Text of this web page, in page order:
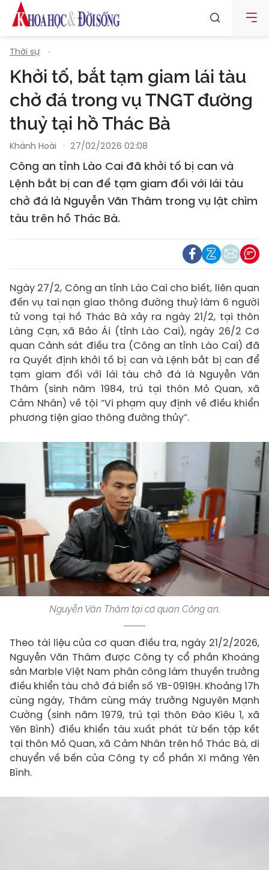
Thời sự
Khởi tố, bắt tạm giam lái tàu
chở đá trong vụ TNGT đường
thuỷ tại hồ Thác Bà
Khánh Hoài 27/02/2026 02:08
Công an tỉnh Lào Cai đã khởi tố bị can và
Lệnh bắt bị can để tạm giam đối với lái tàu
chở đá là Nguyễn Văn Thâm trong vụ lật chìm
tàu trên hồ Thác Bà.
Ngày 27/2, Công an tỉnh Lào Cai cho biết, liên quan
đến vụ tai nạn giao thông đường thuỷ làm 6 người
tử vong tại hồ Thác Bà xảy ra ngày 21/2, tại thôn
Làng Cạn, xã Bảo Ái (tỉnh Lào Cai), ngày 26/2 Cơ
quan Cảnh sát điều tra (Công an tỉnh Lào Cai) đã
ra Quyết định khởi tố bị can và Lệnh bắt bị can để
tạm giam đối với lái tàu chở đá là Nguyễn Văn
Thâm (sinh năm 1984, trú tại thôn Mỏ Quan, xã
Cảm Nhân) về tội “Vi phạm quy định về điều khiển
phương tiện giao thông đường thủy”.
Nguyễn Văn Thâm tại cơ quan Công an.
Theo tài liệu của cơ quan điều tra, ngày 21/2/2026,
Nguyễn Văn Thâm được Công ty cổ phần Khoáng
sản Marble Việt Nam phân công làm thuyền trưởng
điều khiển tàu chở đá biển số YB-0919H. Khoảng 17h
cùng ngày, Thâm cùng máy trưởng Nguyên Mạnh
Cường (sinh năm 1979, trú tại thôn Đào Kiêu 1, xã
Yên Bình) điều khiển tàu xuất phát từ bến tập kết
tại thôn Mỏ Quan, xã Cảm Nhân trên hồ Thác Bà, di
chuyển về bến của Công ty cổ phần Xi măng Yên
Bình.